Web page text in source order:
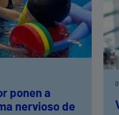
ponen a
nervioso de